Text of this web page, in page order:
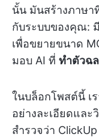
นั้น มันสร้างภาษา
กับระบบของคุณ:
เพื่อขยายขนาด
มอบ AI ที่ ทำตัวฉ
ในบล็อกโพสต์นี้ เ
อย่างละเอียดและ
สำรวจว่า